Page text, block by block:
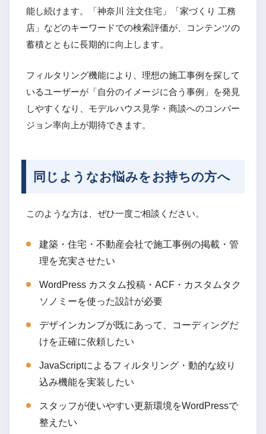
能し続けます。「神奈川 注文住宅」「家づくり 工務
店」などのキーワードでの検索評価が、コンテンツの
蓄積とともに長期的に向上します。
フィルタリング機能により、理想の施工事例を探して
いるユーザーが「自分のイメージに合う事例」を発見
しやすくなり、モデルハウス見学・商談へのコンバー
ジョン率向上が期待できます。
同じようなお悩みをお持ちの方へ
このような方は、ぜひ一度ご相談ください。
建築・住宅・不動産会社で施工事例の掲載・管
理を充実させたい
WordPress カスタム投稿・ACF・カスタムタク
ソノミーを使った設計が必要
デザインカンプが既にあって、コーディングだ
けを正確に依頼したい
JavaScriptによるフィルタリング・動的な絞り
込み機能を実装したい
スタッフが使いやすい更新環境をWordPressで
整えたい